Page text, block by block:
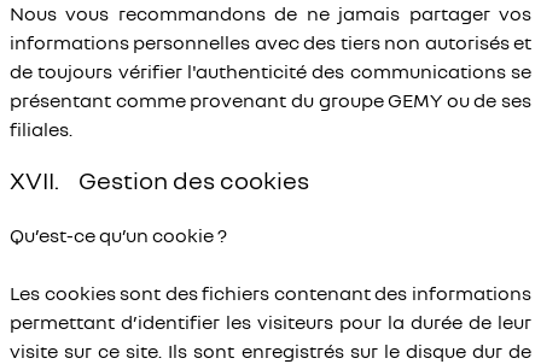
Nous vous recommandons de ne jamais partager vos
informations personnelles avec des tiers non autorisés et
de toujours vérifier l'authenticité des communications se
présentant comme provenant du groupe GEMY ou de ses
filiales.
XVII. Gestion des cookies
Qu’est-ce qu’un cookie ?
Les cookies sont des fichiers contenant des informations
permettant d’identifier les visiteurs pour la durée de leur
visite sur ce site. Ils sont enregistrés sur le disque dur de